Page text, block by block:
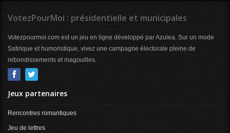
VotezPourMoi : présidentielle et municipales
Votezpourmoi.com est un jeu en ligne développé par Azulea. Sur un mode
Satirique et humoristique, vivez une campagne électorale pleine de
rebondissements et magouilles.
Jeux partenaires
Rencontres romantiques
Jeu de lettres